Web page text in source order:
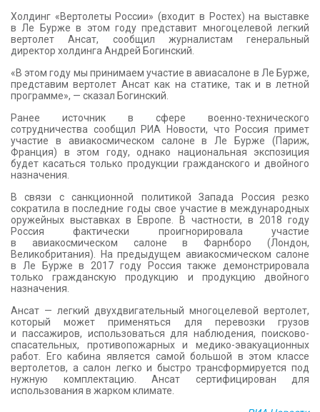
КОНТАКТЫ
Холдинг «Вертолеты России» (входит в Ростех) на выставке
в Ле Бурже в этом году представит многоцелевой легкий
вертолет Ансат, сообщил журналистам генеральный
директор холдинга Андрей Богинский.
«В этом году мы принимаем участие в авиасалоне в Ле Бурже,
представим вертолет Ансат как на статике, так и в летной
программе», — сказал Богинский.
Ранее источник в сфере военно-технического
сотрудничества сообщил РИА Новости, что Россия примет
участие в авиакосмическом салоне в Ле Бурже (Париж,
Франция) в этом году, однако национальная экспозиция
будет касаться только продукции гражданского и двойного
назначения.
В связи с санкционной политикой Запада Россия резко
сократила в последние годы свое участие в международных
оружейных выставках в Европе. В частности, в 2018 году
Россия фактически проигнорировала участие
в авиакосмическом салоне в Фарнборо (Лондон,
Великобритания). На предыдущем авиакосмическом салоне
в Ле Бурже в 2017 году Россия также демонстрировала
только гражданскую продукцию и продукцию двойного
назначения.
Ансат — легкий двухдвигательный многоцелевой вертолет,
который может применяться для перевозки грузов
и пассажиров, использоваться для наблюдения, поисково-
спасательных, противопожарных и медико-эвакуационных
работ. Его кабина является самой большой в этом классе
вертолетов, а салон легко и быстро трансформируется под
нужную комплектацию. Ансат сертифицирован для
использования в жарком климате.